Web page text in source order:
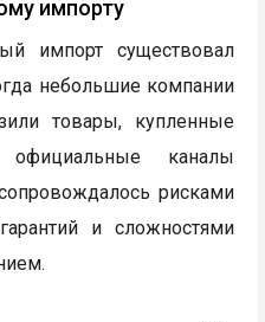
импорту
импорт существовал
небольшие компании
товары, купленные
каналы
рисками
и сложностями